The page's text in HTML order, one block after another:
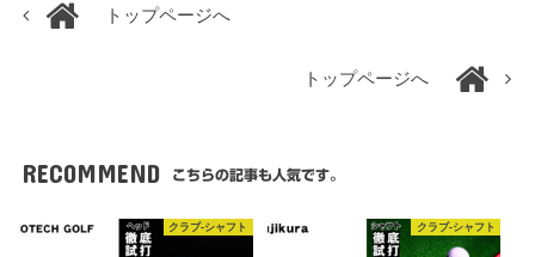
トップページへ
トップページへ
RECOMMEND こちらの記事も人気です。
クラブ-シャフト クラブ-シャフト